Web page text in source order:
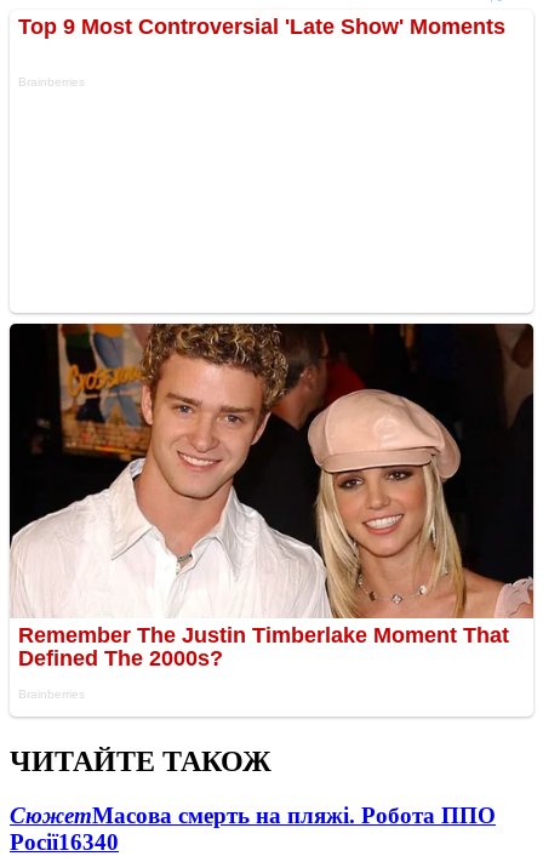
ЧИТАЙТЕ ТАКОЖ
СюжетМасова смерть на пляжі. Робота ППО
Росії16340